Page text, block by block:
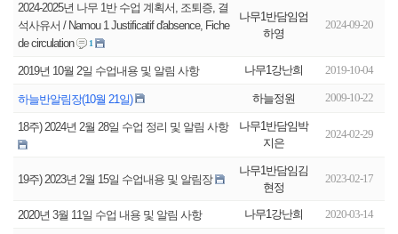
2024-2025년 나무 1반 수업 계획서, 조퇴증, 결
석사유서 / Namou 1 Justificatif d'absence, Fiche
de circulation
1
나무1반담임엄
하영
2024-09-20
2019년 10월 2일 수업내용 및 알림 사항 나무1강난희 2019-10-04
하늘반알림장(10월 21일) 하늘정원 2009-10-22
18주) 2024년 2월 28일 수업 정리 및 알림 사항
나무1반담임박
지은
2024-02-29
19주) 2023년 2월 15일 수업내용 및 알림장
나무1반담임김
현정
2023-02-17
2020년 3월 11일 수업 내용 및 알림 사항 나무1강난희 2020-03-14